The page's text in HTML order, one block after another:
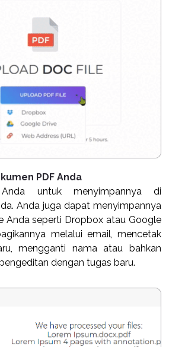
PDF Anda
untuk menyimpannya di
Anda juga dapat menyimpannya
Anda seperti Dropbox atau Google
melalui email, mencetak
mengganti nama atau bahkan
dengan tugas baru.